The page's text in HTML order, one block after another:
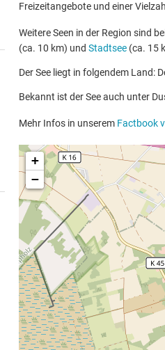
Freizeitangebote und einer
Weitere Seen in der Region sind
(ca. 10 km) und Stadtsee (ca. 15
Der See liegt in folgendem Land:
Bekannt ist der See auch unter
Mehr Infos in unserem Factbook
+
−